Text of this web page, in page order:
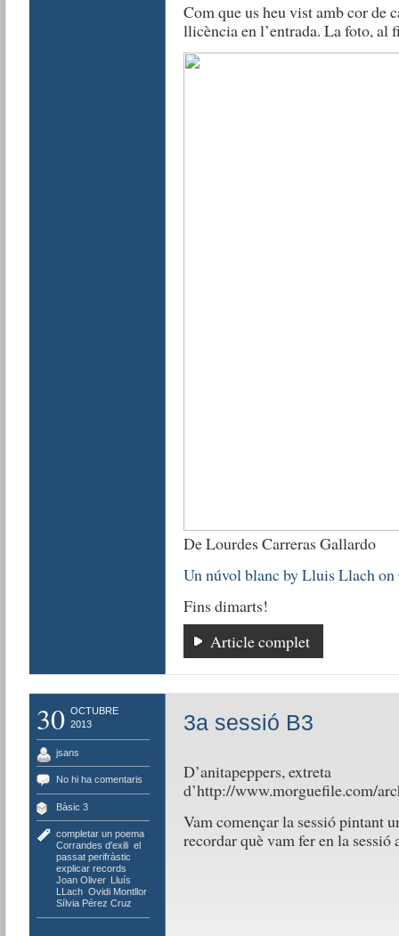
Com que us heu vist amb cor de
llicència en l’entrada. La foto, al
De Lourdes Carreras Gallardo
Un núvol blanc by Lluis Llach on
Fins dimarts!
Article complet
30 OCTUBRE
2013
jsans
No hi ha comentaris
Bàsic 3
completar un poema,
Corrandes d'exili, el
passat perifràstic
explicar records
Joan Oliver,
Lluís
LLach, Ovidi Montllor,
Sílvia Pérez Cruz
3a sessió B3
D’anitapeppers, extreta
d’http://www.morguefile.com/
Vam començar la sessió pintant
recordar què vam fer en la sessió